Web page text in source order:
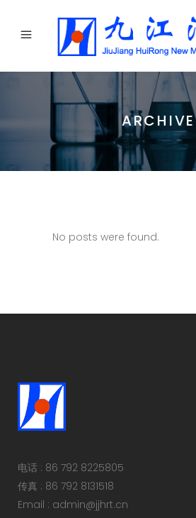
ARCHIVE
No posts were found.
电话 : 86 792 8225805
传真 : 86 792 8131518
Email : admin@jjhrt.cn